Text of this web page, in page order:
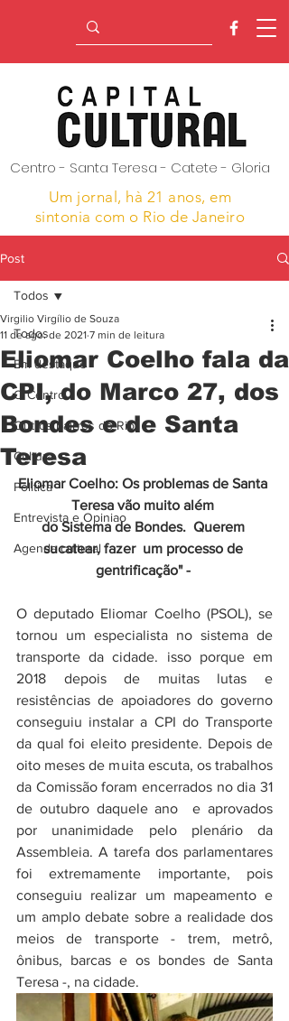
Centro - Santa Teresa - Catete - Gloria
Um jornal, hà 21 anos, em
sintonia com o Rio de Janeiro
Post
Todos
Em destaque
O Centro
Outros bairros do Rio
Cultura
Politica
Entrevista e Opiniao
Agenda cultural
Todos
Eliomar Coelho fala da
CPI, do Marco 27, dos
Bondes e de Santa
Teresa
Virgilio Virgílio de Souza
11 de ago. de 2021 7 min de leitura
Eliomar Coelho: Os problemas de Santa
Teresa vão muito além
do Sistema de Bondes.  Querem
sucatear, fazer  um processo de
gentrificação" -
O deputado Eliomar Coelho (PSOL), se
tornou um especialista no sistema de
transporte da cidade. isso porque em
2018 depois de muitas lutas e
resistências de apoiadores do governo
conseguiu instalar a CPI do Transporte
da qual foi eleito presidente. Depois de
oito meses de muita escuta, os trabalhos
da Comissão foram encerrados no dia 31
de outubro daquele ano  e aprovados
por unanimidade pelo plenário da
Assembleia. A tarefa dos parlamentares
foi extremamente importante, pois
conseguiu realizar um mapeamento e
um amplo debate sobre a realidade dos
meios de transporte - trem, metrô,
ônibus, barcas e os bondes de Santa
Teresa -, na cidade.